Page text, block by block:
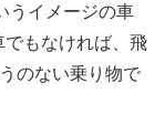
うイメージの車
でもなければ、飛
のない乗り物で